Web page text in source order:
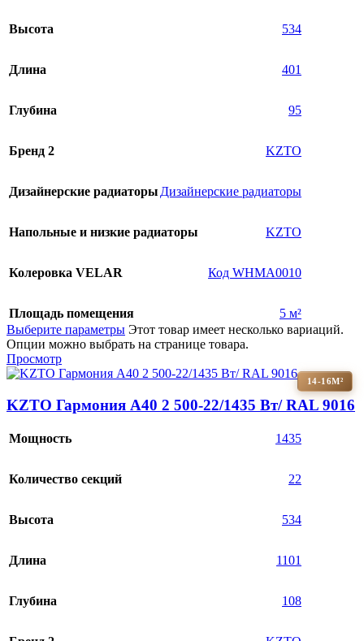
Высота 534
Длина 401
Глубина 95
Бренд 2 KZTO
Дизайнерские радиаторы Дизайнерские радиаторы
Напольные и низкие радиаторы KZTO
Колеровка VELAR Код WHMA0010
Площадь помещения
5 м²
Выберите параметры Этот товар имеет несколько вариаций.
Опции можно выбрать на странице товара.
Просмотр
14-16М²
KZTO Гармония А40 2 500-22/1435 Вт/ RAL 9016
Мощность 1435
Количество секций 22
Высота 534
Длина 1101
Глубина 108